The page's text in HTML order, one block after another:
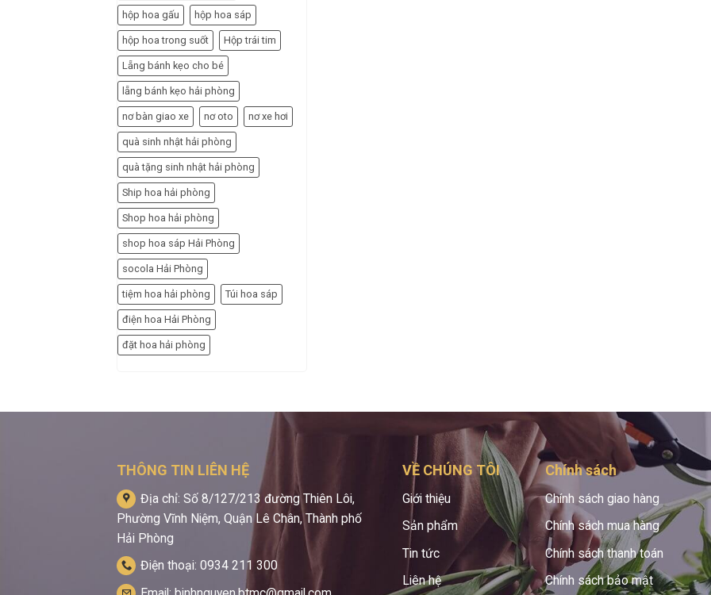
hộp hoa gấu hộp hoa sáp
hộp hoa trong suốt Hộp trái tim
Lẵng bánh kẹo cho bé
lẵng bánh kẹo hải phòng
nơ bàn giao xe nơ oto nơ xe hơi
quà sinh nhật hải phòng
quà tặng sinh nhật hải phòng
Ship hoa hải phòng
Shop hoa hải phòng
shop hoa sáp Hải Phòng
socola Hải Phòng
tiệm hoa hải phòng Túi hoa sáp
điện hoa Hải Phòng
đặt hoa hải phòng
THÔNG TIN LIÊN HỆ
Địa chỉ: Số 8/127/213 đường Thiên Lôi,
Phường Vĩnh Niệm, Quận Lê Chân, Thành phố
Hải Phòng
Điện thoại: 0934 211 300
VỀ CHÚNG TÔI
Giới thiệu
Sản phẩm
Tin tức
Liên hệ
Chính sách
Chính sách giao hàng
Chính sách mua hàng
Chính sách thanh toán
Chính sách bảo mật